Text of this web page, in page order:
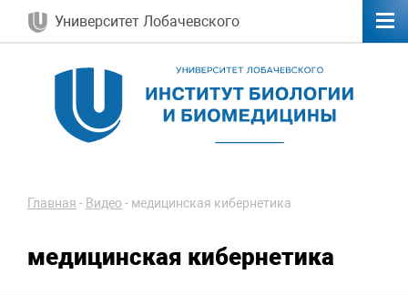
Университет Лобачевского
Главная - Видео - медицинская кибернетика
медицинская кибернетика